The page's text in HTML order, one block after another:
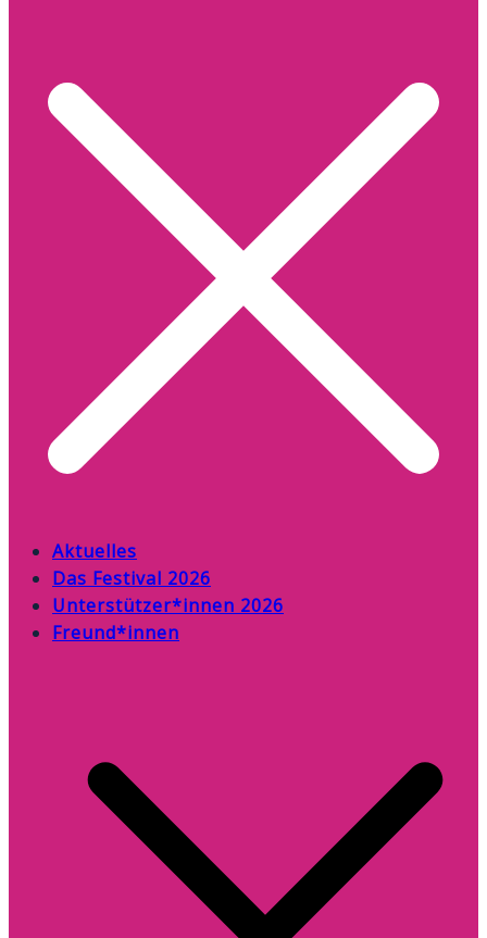
Aktuelles
Das Festival 2026
Unterstützer*innen 2026
Freund*innen